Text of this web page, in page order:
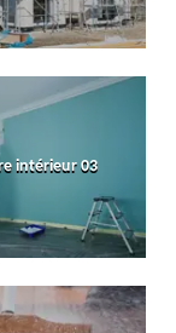
intérieur 03